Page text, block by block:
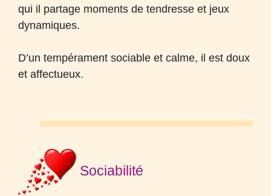
qui il partage moments de tendresse et jeux
dynamiques.
D’un tempérament sociable et calme, il est doux
et affectueux.
Sociabilité